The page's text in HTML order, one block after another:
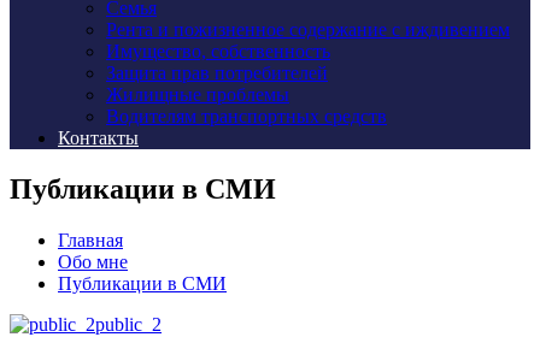
Семья
Рента и пожизненное содержание с иждивением
Имущество, собственность
Защита прав потребителей
Жилищные проблемы
Водителям транспортных средств
Контакты
Публикации в СМИ
Главная
Обо мне
Публикации в СМИ
public_2